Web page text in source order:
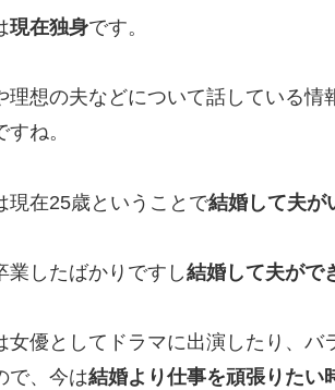
現在独身です。
理想の夫などについて話している
ね。
現在25歳ということで結婚して夫が
業したばかりですし結婚して夫がで
女優としてドラマに出演したり、
で、今は結婚より仕事を頑張りたい